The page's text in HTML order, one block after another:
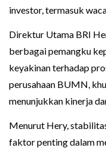
investor, termasuk
Direktur Utama BRI
berbagai pemangku
keyakinan terhadap
perusahaan BUMN,
menunjukkan kinerja
Menurut Hery,
faktor penting dalam